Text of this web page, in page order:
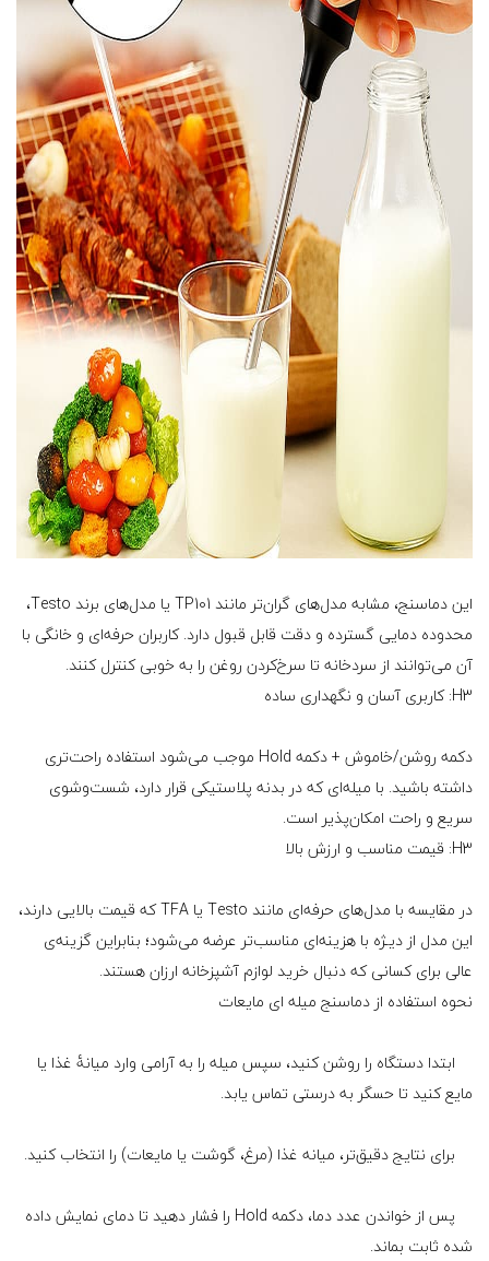
این دماسنج، مشابه مدل‌های گران‌تر مانند TP101 یا مدل‌های برند Testo،
محدوده دمایی گسترده و دقت قابل قبول دارد. کاربران حرفه‌ای و خانگی با
آن می‌توانند از سردخانه تا سرخ‌کردن روغن را به خوبی کنترل کنند.
H3: کاربری آسان و نگهداری ساده
دکمه روشن/خاموش + دکمه Hold موجب می‌شود استفاده راحت‌تری
داشته باشید. با میله‌ای که در بدنه پلاستیکی قرار دارد، شست‌وشوی
سریع و راحت امکان‌پذیر است.
H3: قیمت مناسب و ارزش بالا
در مقایسه با مدل‌های حرفه‌ای مانند Testo یا TFA که قیمت بالایی دارند،
این مدل از دیـژه با هزینه‌ای مناسب‌تر عرضه می‌شود؛ بنابراین گزینه‌ی
عالی برای کسانی که دنبال خرید لوازم آشپزخانه ارزان هستند.
نحوه استفاده از دماسنج میله ای مایعات
ابتدا دستگاه را روشن کنید، سپس میله را به آرامی وارد میانۀ غذا یا
مایع کنید تا حسگر به درستی تماس یابد.
برای نتایج دقیق‌تر، میانه غذا (مرغ، گوشت یا مایعات) را انتخاب کنید.
پس از خواندن عدد دما، دکمه Hold را فشار دهید تا دمای نمایش داده
شده ثابت بماند.